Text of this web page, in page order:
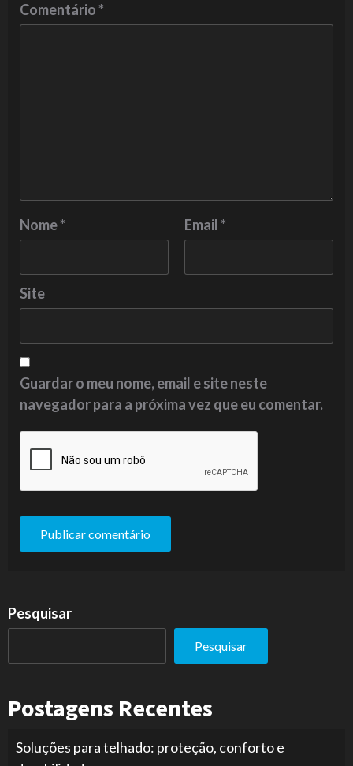
Comentário*
Nome* Email*
Site
Guardar o meu nome, email e site neste
navegador para a próxima vez que eu comentar.
Pesquisar
Pesquisar
Postagens Recentes
Soluções para telhado: proteção, conforto e